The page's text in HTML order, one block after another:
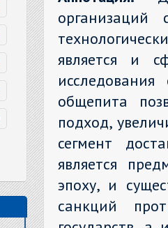
организаций
является и
общепита
подход,
сегмент
является
эпоху, и
санкций